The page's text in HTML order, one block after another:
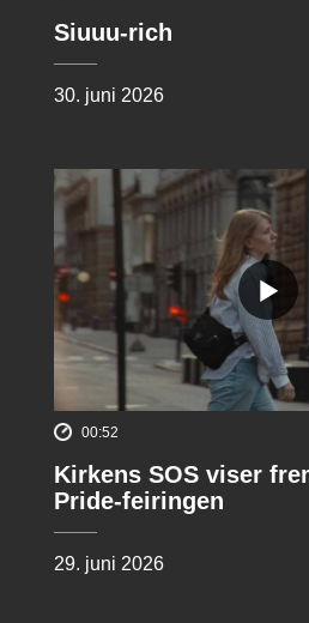
Siuuu-rich
30. juni 2026
00:52
Kirkens SOS viser
Pride-feiringen
29. juni 2026